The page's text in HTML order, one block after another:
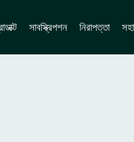
সাবস্ক্রিপশন নিরাপত্তা